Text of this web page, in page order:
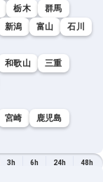
栃木 群馬
新潟 富山
石川
和歌山 三重
宮崎 鹿児島
3h 6h 24h 48h